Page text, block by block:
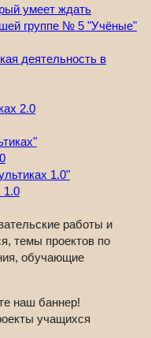
группе № 5 "Учёные"
2.0
1.0"
работы и
темы проектов по
обучающие
наш баннер!